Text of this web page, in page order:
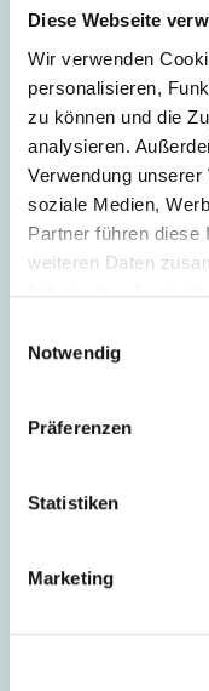
Diese Webseite
Wir verwenden
personalisieren,
zu können und die
analysieren.
Verwendung
soziale Medien,
Partner führen diese
weiteren Daten
Notwendig
Präferenzen
Statistiken
Marketing
Juli 2023
Am
die
und
auf